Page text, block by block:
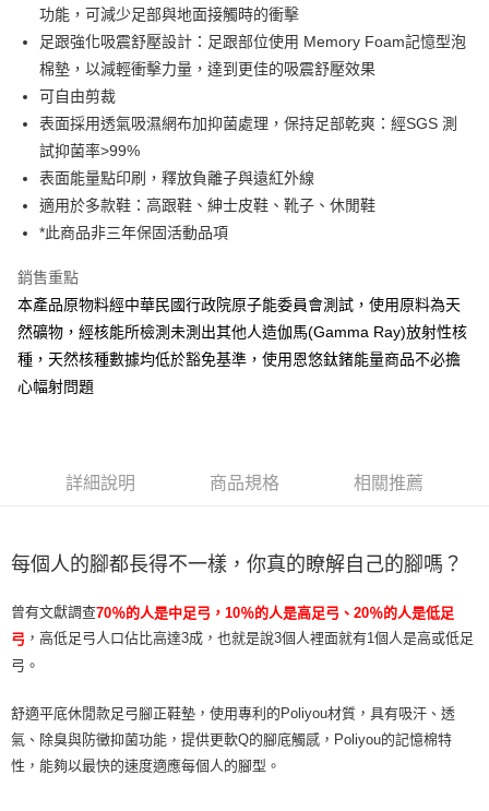
國泰世華商業銀行
兆豐國際商業銀行
臺灣中小企業銀行
台中商業銀行
匯豐（台灣）商業銀行
華泰商業銀行
聯邦商業銀行
遠東國際商業銀行
元大商業銀行
玉山商業銀行
星展（台灣）商業銀行
台新國際商業銀行
台灣樂天信用卡公司
Apple Pay
街口支付
Google Pay
運送方式
全家取貨付款
每筆NT$80
付款後 全家 取貨
每筆NT$80，滿NT$990(含以上)免運費
付款後 7-11 取貨
貨運
海外宅配EMS 查看運費
功能，可減少足部與地面接觸時的衝擊
足跟強化吸震舒壓設計：足跟部位使用 Memory Foam記憶型泡
棉墊，以減輕衝擊力量，達到更佳的吸震舒壓效果
可自由剪裁
表面採用透氣吸濕網布加抑菌處理，保持足部乾爽：經SGS 測
試抑菌率>99%
表面能量點印刷，釋放負離子與遠紅外線
適用於多款鞋：高跟鞋、紳士皮鞋、靴子、休閒鞋
*此商品非三年保固活動品項
銷售重點
本產品原物料經中華民國行政院原子能委員會測試，使用原料為天
然礦物，經核能所檢測未測出其他人造伽馬(Gamma Ray)放射性核
種，天然核種數據均低於豁免基準，使用恩悠鈦鍺能量商品不必擔
心幅射問題
詳細說明 商品規格 相關推薦
每個人的腳都長得不一樣，你真的瞭解自己的腳嗎？
曾有文獻調查70％的人是中足弓，10％的人是高足弓、20％的人是低足
弓 ，高低足弓人口佔比高達3成，也就是說3個人裡面就有1個人是高或低足
弓。
舒適平底休閒款足弓腳正鞋墊，使用專利的Poliyou材質，具有吸汗、透
氣、除臭與防黴抑菌功能，提供更軟Q的腳底觸感，Poliyou的記憶棉特
性，能夠以最快的速度適應每個人的腳型。